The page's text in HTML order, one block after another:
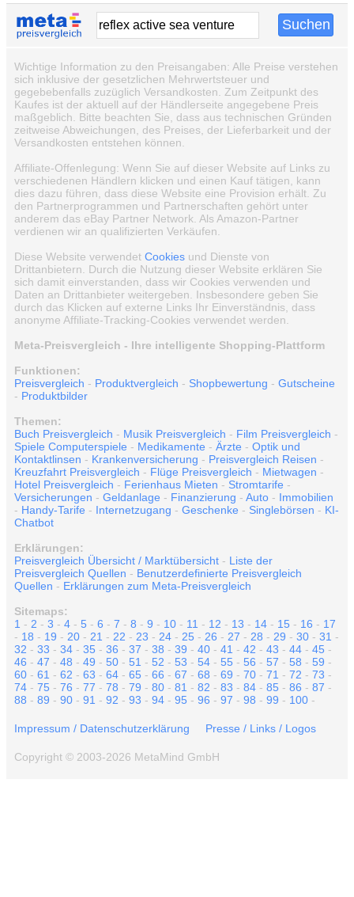
Wichtige Information zu den Preisangaben: Alle Preise verstehen
sich inklusive der gesetzlichen Mehrwertsteuer und
gegebebenfalls zuzüglich Versandkosten. Zum Zeitpunkt des
Kaufes ist der aktuell auf der Händlerseite angegebene Preis
maßgeblich. Bitte beachten Sie, dass aus technischen Gründen
zeitweise Abweichungen, des Preises, der Lieferbarkeit und der
Versandkosten entstehen können.
Affiliate-Offenlegung: Wenn Sie auf dieser Website auf Links zu
verschiedenen Händlern klicken und einen Kauf tätigen, kann
dies dazu führen, dass diese Website eine Provision erhält. Zu
den Partnerprogrammen und Partnerschaften gehört unter
anderem das eBay Partner Network. Als Amazon-Partner
verdienen wir an qualifizierten Verkäufen.
Diese Website verwendet Cookies und Dienste von
Drittanbietern. Durch die Nutzung dieser Website erklären Sie
sich damit einverstanden, dass wir Cookies verwenden und
Daten an Drittanbieter weitergeben. Insbesondere geben Sie
durch das Klicken auf externe Links Ihr Einverständnis, dass
anonyme Affiliate-Tracking-Cookies verwendet werden.
Meta-Preisvergleich - Ihre intelligente Shopping-Plattform
Funktionen:
Preisvergleich - Produktvergleich - Shopbewertung - Gutscheine
- Produktbilder
Themen:
Buch Preisvergleich - Musik Preisvergleich - Film Preisvergleich -
Spiele Computerspiele - Medikamente - Ärzte - Optik und
Kontaktlinsen - Krankenversicherung - Preisvergleich Reisen -
Kreuzfahrt Preisvergleich - Flüge Preisvergleich - Mietwagen -
Hotel Preisvergleich - Ferienhaus Mieten - Stromtarife -
Versicherungen - Geldanlage - Finanzierung - Auto - Immobilien
- Handy-Tarife - Internetzugang - Geschenke - Singlebörsen - KI-
Chatbot
Erklärungen:
Preisvergleich Übersicht / Marktübersicht - Liste der
Preisvergleich Quellen - Benutzerdefinierte Preisvergleich
Quellen - Erklärungen zum Meta-Preisvergleich
Sitemaps:
1 - 2 - 3 - 4 - 5 - 6 - 7 - 8 - 9 - 10 - 11 - 12 - 13 - 14 - 15 - 16 - 17
- 18 - 19 - 20 - 21 - 22 - 23 - 24 - 25 - 26 - 27 - 28 - 29 - 30 - 31 -
32 - 33 - 34 - 35 - 36 - 37 - 38 - 39 - 40 - 41 - 42 - 43 - 44 - 45 -
46 - 47 - 48 - 49 - 50 - 51 - 52 - 53 - 54 - 55 - 56 - 57 - 58 - 59 -
60 - 61 - 62 - 63 - 64 - 65 - 66 - 67 - 68 - 69 - 70 - 71 - 72 - 73 -
74 - 75 - 76 - 77 - 78 - 79 - 80 - 81 - 82 - 83 - 84 - 85 - 86 - 87 -
88 - 89 - 90 - 91 - 92 - 93 - 94 - 95 - 96 - 97 - 98 - 99 - 100 -
Impressum / Datenschutzerklärung Presse / Links / Logos
Copyright © 2003-2026 MetaMind GmbH